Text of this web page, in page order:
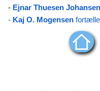
- Ejnar Thuesen Johansen
- Kaj O. Mogensen